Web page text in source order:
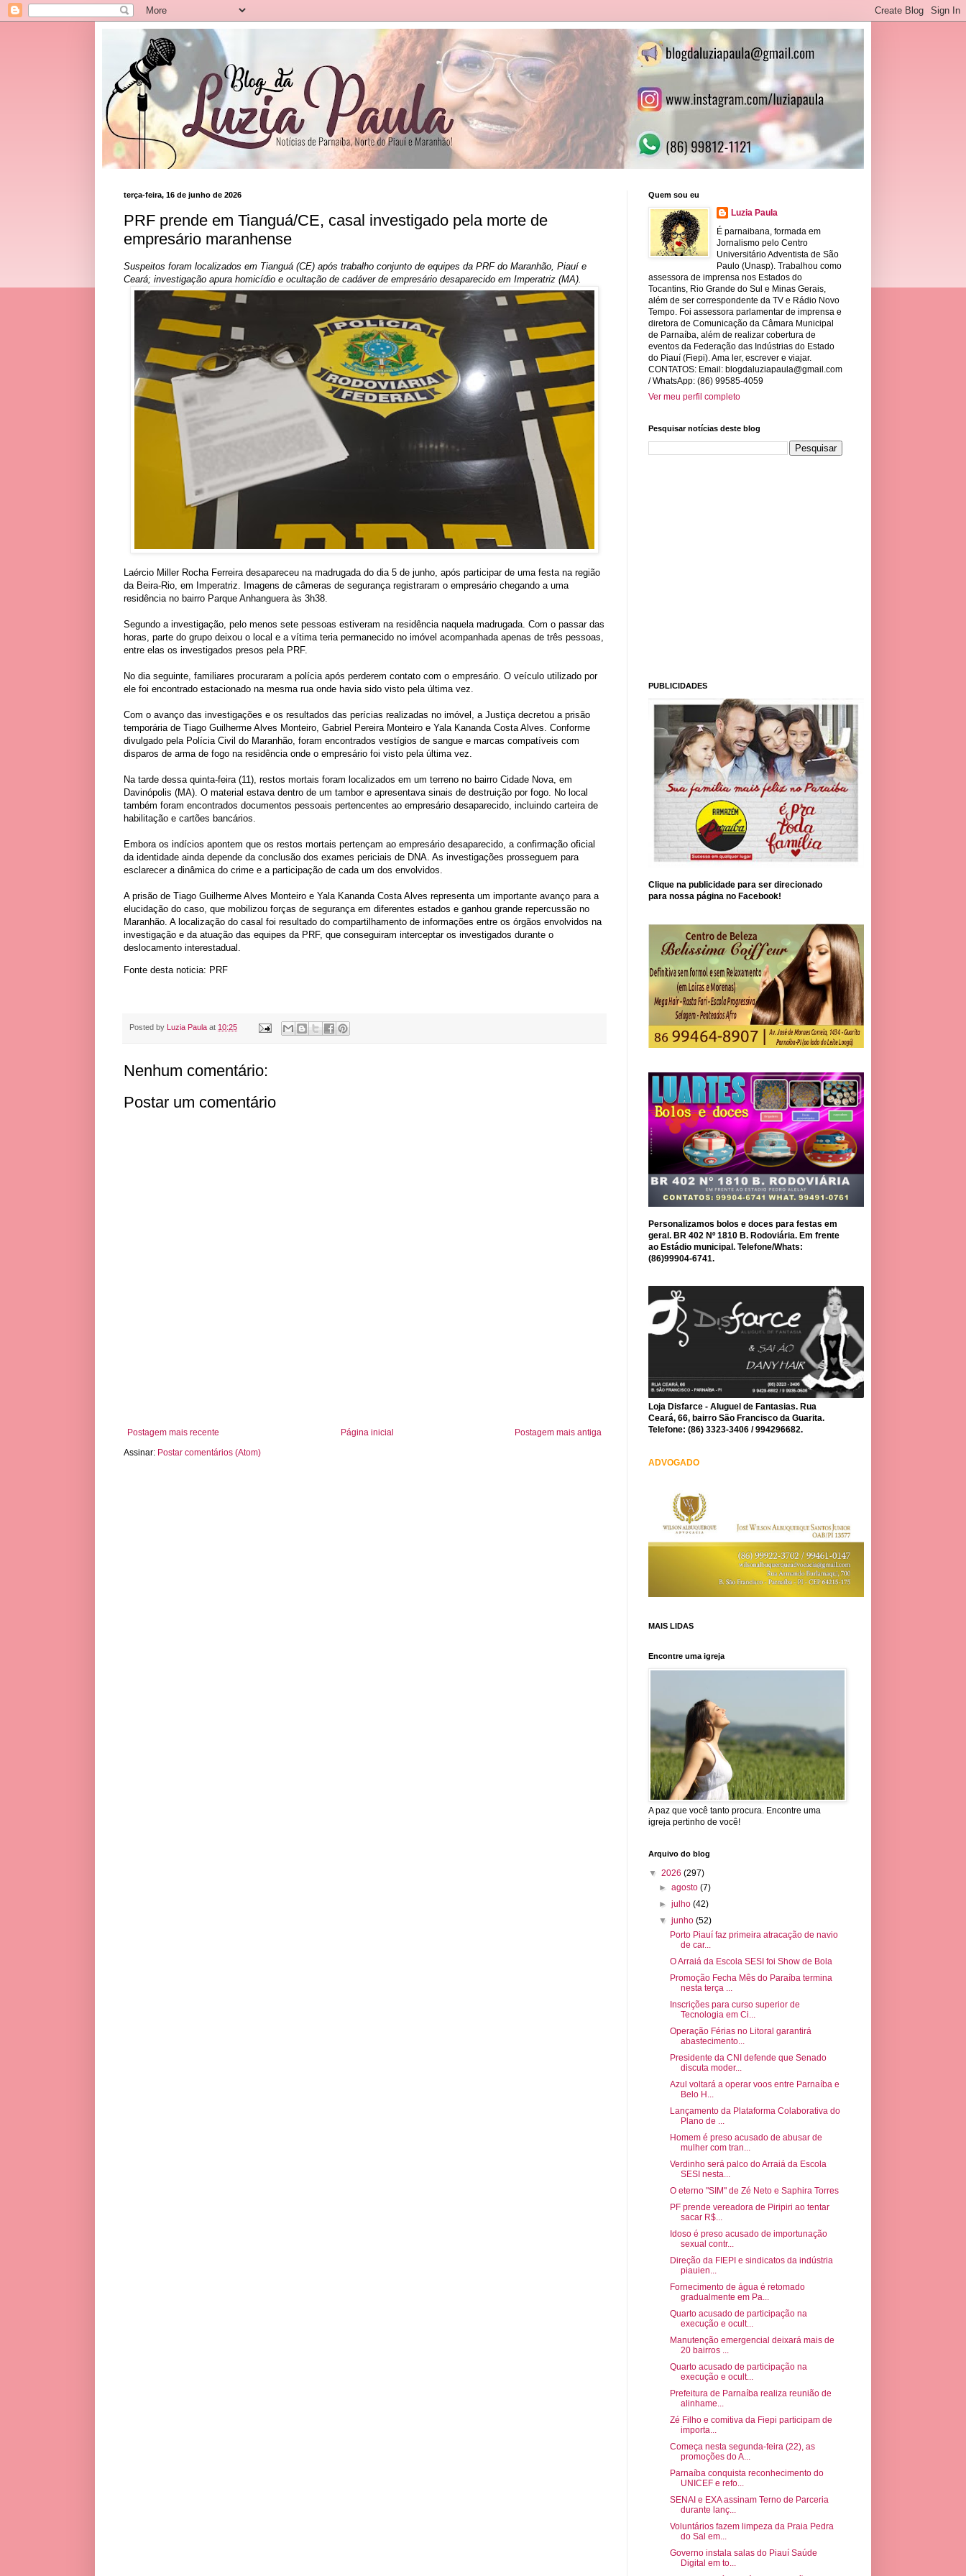
terça-feira, 16 de junho de 2026
PRF prende em Tianguá/CE, casal investigado pela morte de
empresário maranhense
Suspeitos foram localizados em Tianguá (CE) após trabalho conjunto de equipes da PRF do Maranhão, Piauí e
Ceará; investigação apura homicídio e ocultação de cadáver de empresário desaparecido em Imperatriz (MA).
Laércio Miller Rocha Ferreira desapareceu na madrugada do dia 5 de junho, após participar de uma festa na região
da Beira-Rio, em Imperatriz. Imagens de câmeras de segurança registraram o empresário chegando a uma
residência no bairro Parque Anhanguera às 3h38.
Segundo a investigação, pelo menos sete pessoas estiveram na residência naquela madrugada. Com o passar das
horas, parte do grupo deixou o local e a vítima teria permanecido no imóvel acompanhada apenas de três pessoas,
entre elas os investigados presos pela PRF.
No dia seguinte, familiares procuraram a polícia após perderem contato com o empresário. O veículo utilizado por
ele foi encontrado estacionado na mesma rua onde havia sido visto pela última vez.
Com o avanço das investigações e os resultados das perícias realizadas no imóvel, a Justiça decretou a prisão
temporária de Tiago Guilherme Alves Monteiro, Gabriel Pereira Monteiro e Yala Kananda Costa Alves. Conforme
divulgado pela Polícia Civil do Maranhão, foram encontrados vestígios de sangue e marcas compatíveis com
disparos de arma de fogo na residência onde o empresário foi visto pela última vez.
Na tarde dessa quinta-feira (11), restos mortais foram localizados em um terreno no bairro Cidade Nova, em
Davinópolis (MA). O material estava dentro de um tambor e apresentava sinais de destruição por fogo. No local
também foram encontrados documentos pessoais pertencentes ao empresário desaparecido, incluindo carteira de
habilitação e cartões bancários.
Embora os indícios apontem que os restos mortais pertençam ao empresário desaparecido, a confirmação oficial
da identidade ainda depende da conclusão dos exames periciais de DNA. As investigações prosseguem para
esclarecer a dinâmica do crime e a participação de cada um dos envolvidos.
A prisão de Tiago Guilherme Alves Monteiro e Yala Kananda Costa Alves representa um importante avanço para a
elucidação do caso, que mobilizou forças de segurança em diferentes estados e ganhou grande repercussão no
Maranhão. A localização do casal foi resultado do compartilhamento de informações entre os órgãos envolvidos na
investigação e da atuação das equipes da PRF, que conseguiram interceptar os investigados durante o
deslocamento interestadual.
Fonte desta noticia: PRF
Posted by Luzia Paula at 10:25
Nenhum comentário:
Postar um comentário
Postagem mais recente Postagem mais antiga
Página inicial
Assinar: Postar comentários (Atom)
Quem sou eu
Luzia Paula
É parnaibana, formada em
Jornalismo pelo Centro
Universitário Adventista de São
Paulo (Unasp). Trabalhou como
assessora de imprensa nos Estados do
Tocantins, Rio Grande do Sul e Minas Gerais,
além de ser correspondente da TV e Rádio Novo
Tempo. Foi assessora parlamentar de imprensa e
diretora de Comunicação da Câmara Municipal
de Parnaíba, além de realizar cobertura de
eventos da Federação das Indústrias do Estado
do Piauí (Fiepi). Ama ler, escrever e viajar.
CONTATOS: Email: blogdaluziapaula@gmail.com
/ WhatsApp: (86) 99585-4059
Ver meu perfil completo
Pesquisar notícias deste blog
PUBLICIDADES
Clique na publicidade para ser direcionado
para nossa página no Facebook!
Personalizamos bolos e doces para festas em
geral. BR 402 Nº 1810 B. Rodoviária. Em frente
ao Estádio municipal. Telefone/Whats:
(86)99904-6741.
Loja Disfarce - Aluguel de Fantasias. Rua
Ceará, 66, bairro São Francisco da Guarita.
Telefone: (86) 3323-3406 / 994296682.
ADVOGADO
MAIS LIDAS
Encontre uma igreja
A paz que você tanto procura. Encontre uma
igreja pertinho de você!
Arquivo do blog
▼ 2026 (297)
►agosto(7)
►julho(42)
▼junho(52)
Porto Piauí faz primeira atracação de navio
de car...
O Arraiá da Escola SESI foi Show de Bola
Promoção Fecha Mês do Paraíba termina
nesta terça ...
Inscrições para curso superior de
Tecnologia em Ci...
Operação Férias no Litoral garantirá
abastecimento...
Presidente da CNI defende que Senado
discuta moder...
Azul voltará a operar voos entre Parnaíba e
Belo H...
Lançamento da Plataforma Colaborativa do
Plano de ...
Homem é preso acusado de abusar de
mulher com tran...
Verdinho será palco do Arraiá da Escola
SESI nesta...
O eterno "SIM" de Zé Neto e Saphira Torres
PF prende vereadora de Piripiri ao tentar
sacar R$...
Idoso é preso acusado de importunação
sexual contr...
Direção da FIEPI e sindicatos da indústria
piauien...
Fornecimento de água é retomado
gradualmente em Pa...
Quarto acusado de participação na
execução e ocult...
Manutenção emergencial deixará mais de
20 bairros ...
Quarto acusado de participação na
execução e ocult...
Prefeitura de Parnaíba realiza reunião de
alinhame...
Zé Filho e comitiva da Fiepi participam de
importa...
Começa nesta segunda-feira (22), as
promoções do A...
Parnaíba conquista reconhecimento do
UNICEF e refo...
SENAI e EXA assinam Terno de Parceria
durante lanç...
Voluntários fazem limpeza da Praia Pedra
do Sal em...
Governo instala salas do Piauí Saúde
Digital em to...